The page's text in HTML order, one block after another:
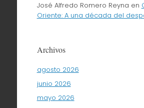
José Alfredo Romero Reyna en
Oriente: A una década del
Archivos
agosto 2026
junio 2026
mayo 2026